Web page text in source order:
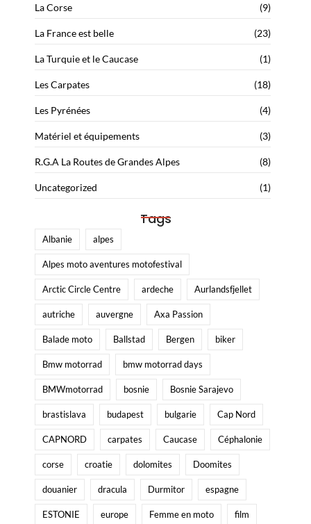
La Corse (9)
La France est belle (23)
La Turquie et le Caucase (1)
Les Carpates (18)
Les Pyrénées (4)
Matériel et équipements (3)
R.G.A La Routes de Grandes Alpes (8)
Uncategorized (1)
Tags
Albanie alpes
Alpes moto aventures motofestival
Arctic Circle Centre ardeche Aurlandsfjellet
autriche auvergne Axa Passion
Balade moto Ballstad Bergen biker
Bmw motorrad bmw motorrad days
BMWmotorrad bosnie Bosnie Sarajevo
brastislava budapest bulgarie Cap Nord
CAPNORD carpates Caucase Céphalonie
corse croatie dolomites Doomites
douanier dracula Durmitor espagne
ESTONIE europe Femme en moto film